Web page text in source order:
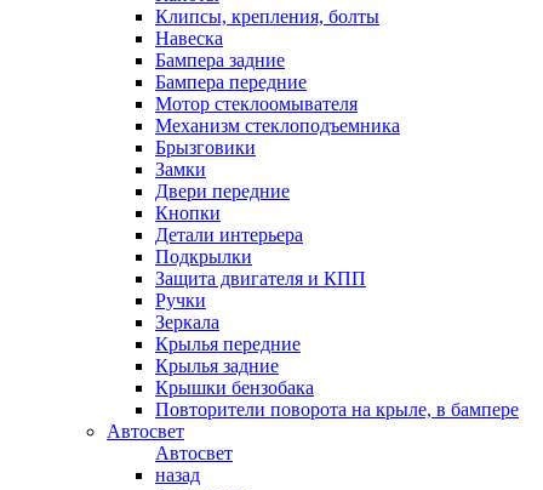
Клипсы, крепления, болты
Навеска
Бампера задние
Бампера передние
Мотор стеклоомывателя
Механизм стеклоподъемника
Брызговики
Замки
Двери передние
Кнопки
Детали интерьера
Подкрылки
Защита двигателя и КПП
Ручки
Зеркала
Крылья передние
Крылья задние
Крышки бензобака
Повторители поворота на крыле, в бампере
Автосвет
Автосвет
назад